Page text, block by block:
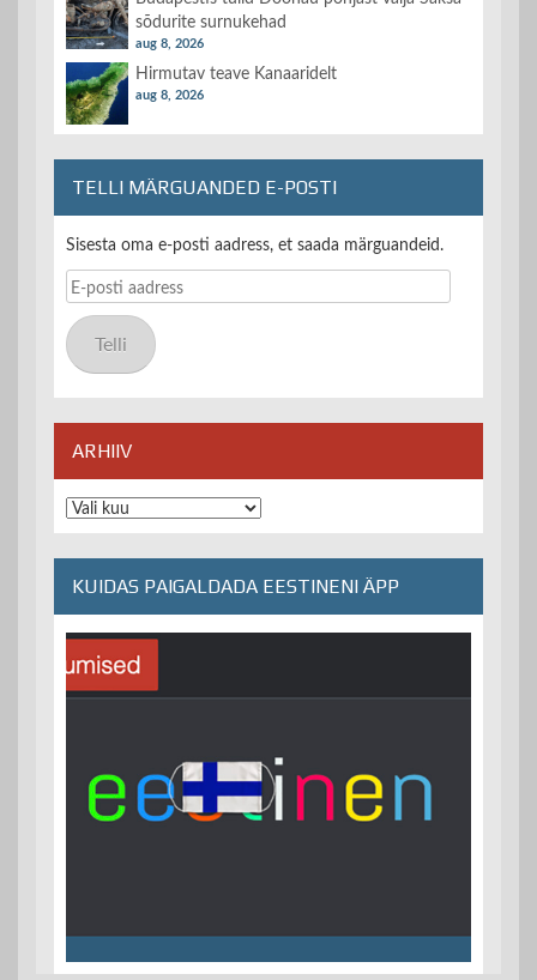
sõdurite surnukehad
aug 8, 2026
Hirmutav teave Kanaaridelt
aug 8, 2026
TELLI MÄRGUANDED E-POSTI
Sisesta oma e-posti aadress, et saada märguandeid.
E-
posti
aadress
Telli
ARHIIV
Arhiiv
KUIDAS PAIGALDADA EESTINENI ÄPP